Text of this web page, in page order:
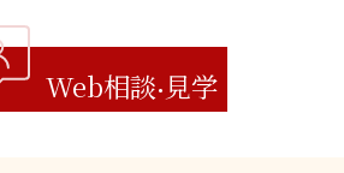
Web相談 見学